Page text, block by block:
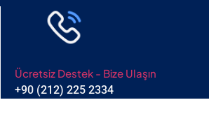
Ücretsiz Destek - Bize Ulaşın
+90 (212) 225 2334